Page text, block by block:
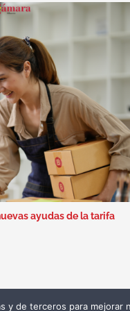
ayudas de la tarifa
y de terceros para